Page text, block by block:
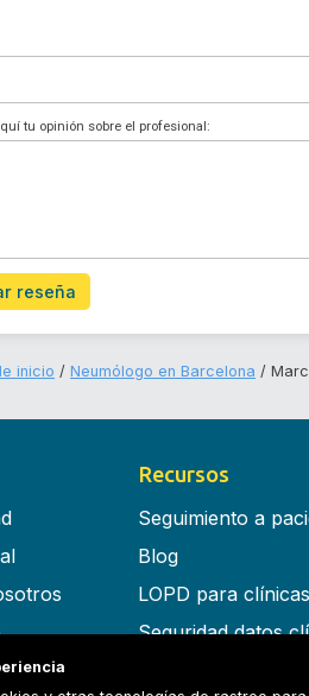
tu opinión sobre el profesional:
reseña
inicio Neumólogo en Barcelona
condiciones
Recursos
Seguimiento a
Blog
LOPD para clínicas
Seguridad datos